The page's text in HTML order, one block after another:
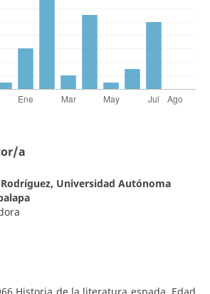
a
Universidad Autónoma